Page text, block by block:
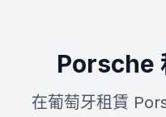
Porsche
在葡萄牙租賃